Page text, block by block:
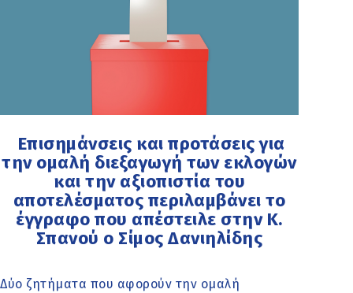
Επισημάνσεις και προτάσεις για
την ομαλή διεξαγωγή των εκλογών
και την αξιοπιστία του
αποτελέσματος περιλαμβάνει το
έγγραφο που απέστειλε στην Κ.
Σπανού ο Σίμος Δανιηλίδης
Δύο ζητήματα που αφορούν την ομαλή